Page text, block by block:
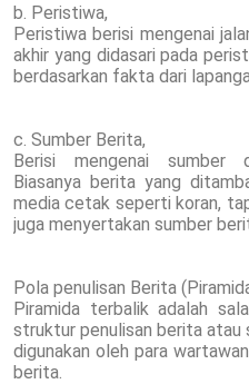
b. Peristiwa,
Peristiwa berisi mengenai
akhir yang didasari pada
berdasarkan fakta dari
c. Sumber Berita,
Berisi mengenai sumber
Biasanya berita yang
media cetak seperti koran,
juga menyertakan sumber
Pola penulisan Berita
Piramida terbalik adalah
struktur penulisan berita atau
digunakan oleh para
berita.